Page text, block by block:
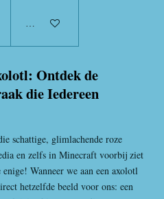
Uitverkocht
Ontdek de
die Iedereen
schattige, glimlachende roze
en zelfs in Minecraft voorbij ziet
Wanneer we aan een axolotl
hetzelfde beeld voor ons: een